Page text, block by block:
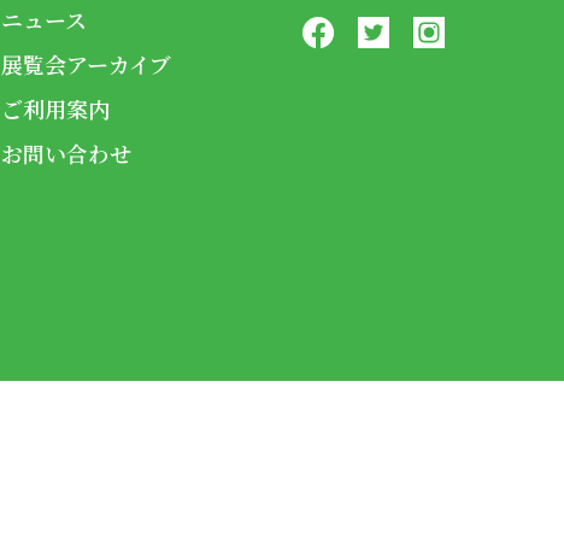
ニュース
展覧会アーカイブ
ご利用案内
お問い合わせ